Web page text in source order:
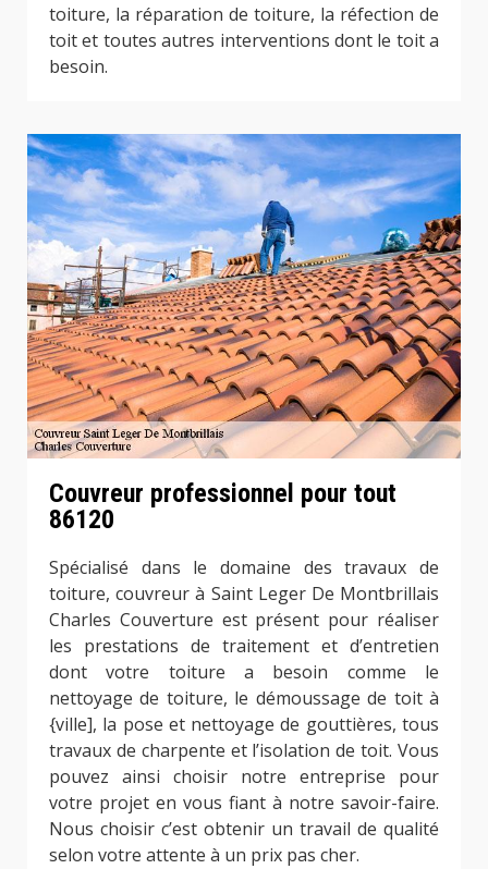
toiture, la réparation de toiture, la réfection de
toit et toutes autres interventions dont le toit a
besoin.
Couvreur professionnel pour tout
86120
Spécialisé dans le domaine des travaux de
toiture, couvreur à Saint Leger De Montbrillais
Charles Couverture est présent pour réaliser
les prestations de traitement et d’entretien
dont votre toiture a besoin comme le
nettoyage de toiture, le démoussage de toit à
{ville], la pose et nettoyage de gouttières, tous
travaux de charpente et l’isolation de toit. Vous
pouvez ainsi choisir notre entreprise pour
votre projet en vous fiant à notre savoir-faire.
Nous choisir c’est obtenir un travail de qualité
selon votre attente à un prix pas cher.